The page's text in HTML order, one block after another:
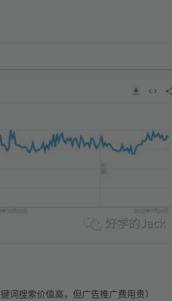
词搜索价值高，但广告推广费用贵）